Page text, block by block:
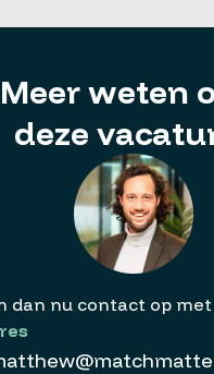
Meer weten
deze
dan nu contact op met